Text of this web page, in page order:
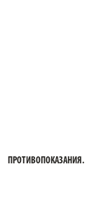
ПРОТИВОПОКАЗАНИЯ.